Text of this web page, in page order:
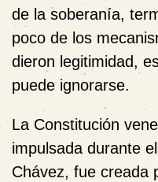
de la soberanía,
poco de los
dieron legitimidad,
puede ignorarse.
La Constitución
impulsada durante
Chávez, fue creada